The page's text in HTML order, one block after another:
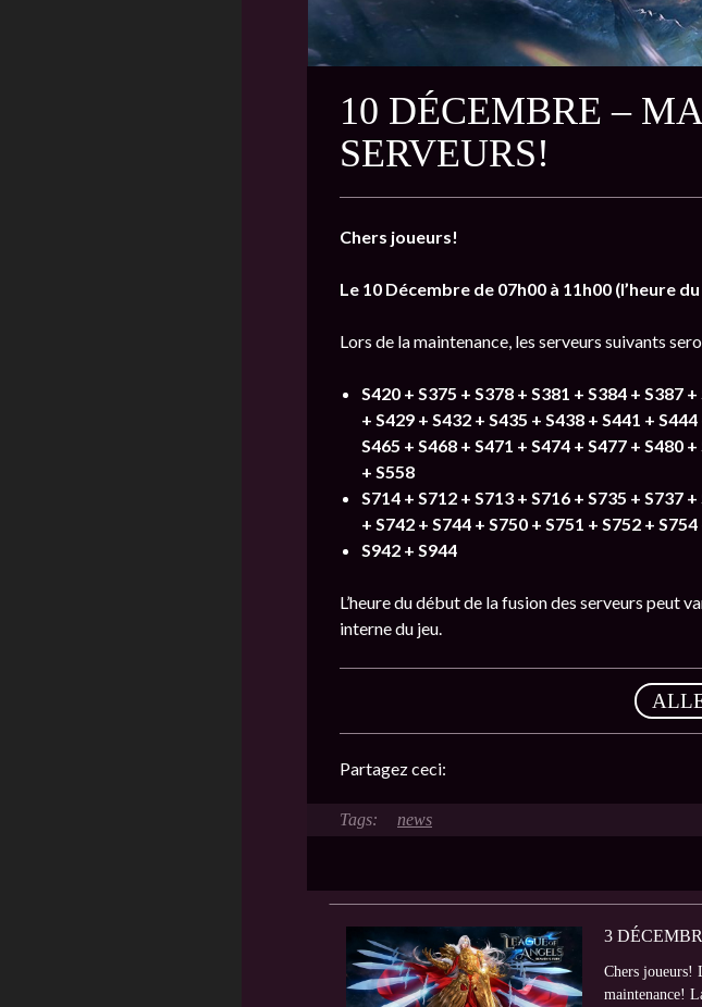
10 DÉCEMBRE –
SERVEURS!
Chers joueurs!
Le 10 Décembre de 07h00 à 11h00 (l’heure
Lors de la maintenance, les serveurs suivants
S420 + S375 + S378 + S381 + S384 + S387
+ S429 + S432 + S435 + S438 + S441 +
S465 + S468 + S471 + S474 + S477 + S480
+ S558
S714 + S712 + S713 + S716 + S735 + S737
+ S742 + S744 + S750 + S751 + S752 + S754
S942 + S944
L’heure du début de la fusion des serveurs peut
interne du jeu.
Partagez ceci:
news
3
Chers joueurs!
maintenance!